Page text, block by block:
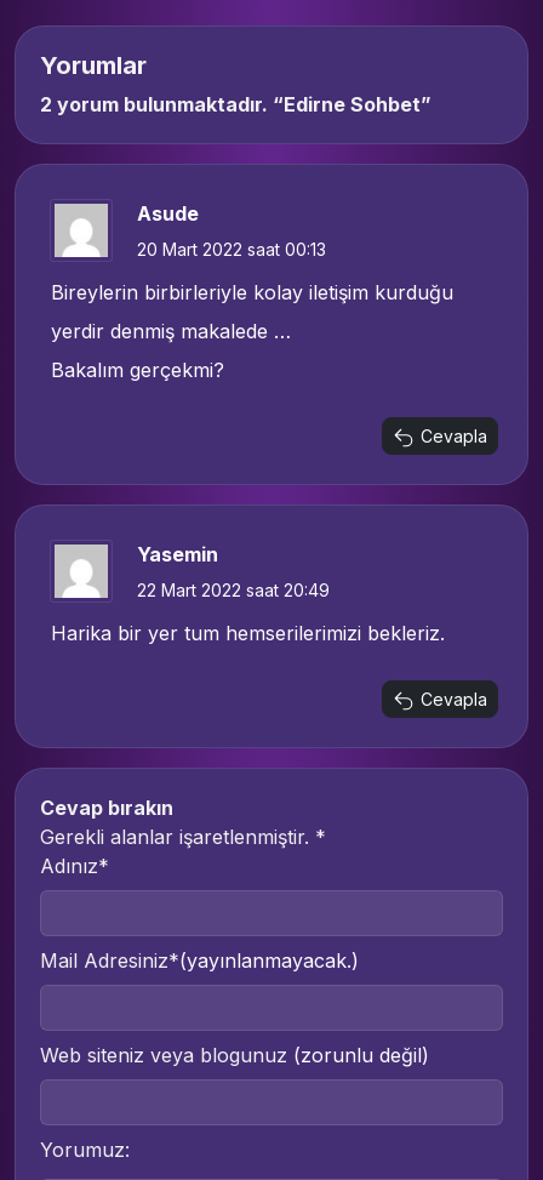
Yorumlar
2 yorum bulunmaktadır. “Edirne Sohbet”
Asude
20 Mart 2022 saat 00:13
Bireylerin birbirleriyle kolay iletişim kurduğu
yerdir denmiş makalede …
Bakalım gerçekmi?
Cevapla
Yasemin
22 Mart 2022 saat 20:49
Harika bir yer tum hemserilerimizi bekleriz.
Cevapla
Cevap bırakın
Gerekli alanlar işaretlenmiştir. *
Adınız*
Mail Adresiniz*(yayınlanmayacak.)
Web siteniz veya blogunuz (zorunlu değil)
Yorumuz: